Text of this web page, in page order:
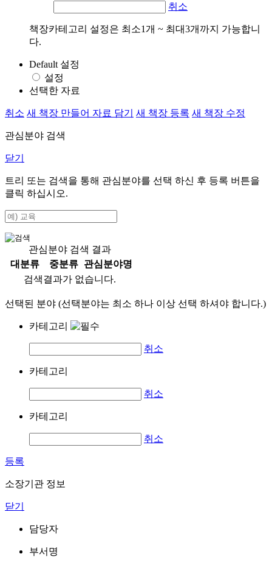
취소
책장카테고리 설정은 최소1개 ~ 최대3개까지 가능합니
다.
Default 설정
설정
선택한 자료
취소 새 책장 만들어 자료 담기 새 책장 등록 새 책장 수정
관심분야 검색
닫기
트리 또는 검색을 통해 관심분야를 선택 하신 후 등록 버튼을
클릭 하십시오.
관심분야 검색 결과
대분류
중분류
관심분야명
검색결과가 없습니다.
선택된 분야 (선택분야는 최소 하나 이상 선택 하셔야 합니다.)
카테고리
취소
카테고리
취소
카테고리
취소
등록
소장기관 정보
닫기
담당자
부서명